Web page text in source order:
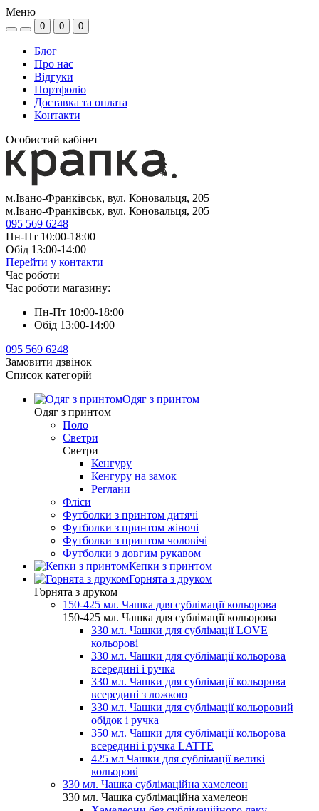
Меню
0 0 0
Блог
Про нас
Відгуки
Портфоліо
Доставка та оплата
Контакти
Особистий кабінет
м.Івано-Франківськ, вул. Коновальця, 205
м.Івано-Франківськ, вул. Коновальця, 205
095 569 6248
Пн-Пт 10:00-18:00
Обід 13:00-14:00
Перейти у контакти
Час роботи
Час роботи магазину:
Пн-Пт 10:00-18:00
Обід 13:00-14:00
095 569 6248
Замовити дзвінок
Список категорій
Одяг з принтом
Одяг з принтом
Поло
Светри
Светри
Кенгуру
Кенгуру на замок
Реглани
Фліси
Футболки з принтом дитячі
Футболки з принтом жіночі
Футболки з принтом чоловічі
Футболки з довгим рукавом
Кепки з принтом
Горнята з друком
Горнята з друком
150-425 мл. Чашка для сублімації кольорова
150-425 мл. Чашка для сублімації кольорова
330 мл. Чашки для сублімації LOVE
кольорові
330 мл. Чашки для сублімації кольорова
всередині і ручка
330 мл. Чашки для сублімації кольорова
всередині з ложкою
330 мл. Чашки для сублімації кольоровий
обідок і ручка
350 мл. Чашки для сублімації кольорова
всередині і ручка LATTE
425 мл Чашки для сублімації великі
кольорові
330 мл. Чашка сублімаційна хамелеон
330 мл. Чашка сублімаційна хамелеон